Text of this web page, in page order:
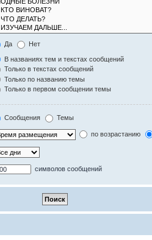
Да Нет
В названиях тем и текстах сообщений
Только в текстах сообщений
Только по названию темы
Только в первом сообщении темы
Сообщения Темы
по возрастанию
символов сообщений